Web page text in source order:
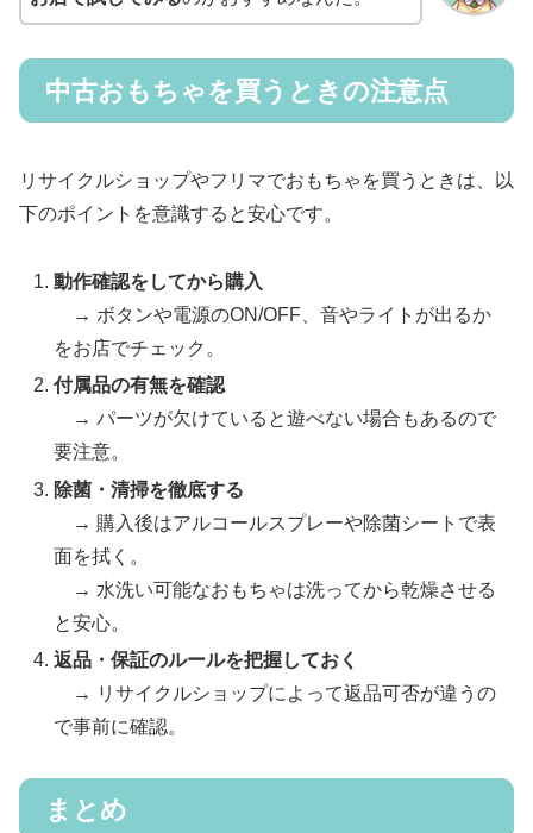
中古おもちゃを買うときの注意点
リサイクルショップやフリマでおもちゃを買うときは、以
下のポイントを意識すると安心です。
動作確認をしてから購入
→ ボタンや電源のON/OFF、音やライトが出るか
をお店でチェック。
付属品の有無を確認
→ パーツが欠けていると遊べない場合もあるので
要注意。
除菌・清掃を徹底する
→ 購入後はアルコールスプレーや除菌シートで表
面を拭く。
→ 水洗い可能なおもちゃは洗ってから乾燥させる
と安心。
返品・保証のルールを把握しておく
→ リサイクルショップによって返品可否が違うの
で事前に確認。
まとめ